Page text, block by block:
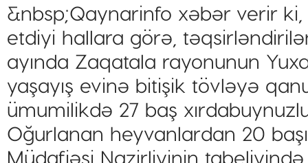
&nbsp;Qaynarinfo xəbər verir
etdiyi hallara görə,
ayında Zaqatala rayonunun
yaşayış evinə bitişik tövləyə
ümumilikdə 27 baş
Oğurlanan heyvanlardan 20
Müdafiəsi Nazirliyinin